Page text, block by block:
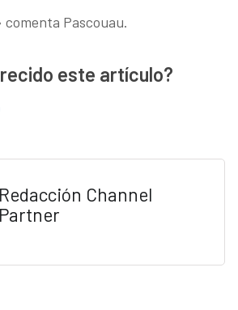
comenta Pascouau.
este artículo?
Redacción Channel
Partner